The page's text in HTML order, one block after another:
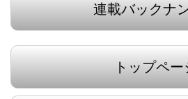
連載バックナ
トップペー